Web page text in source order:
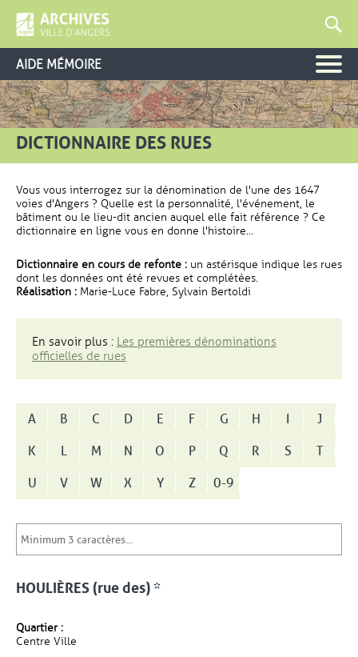
AIDE MÉMOIRE
DICTIONNAIRE DES RUES
Vous vous interrogez sur la dénomination de l'une des 1647
voies d'Angers ? Quelle est la personnalité, l'événement, le
bâtiment ou le lieu-dit ancien auquel elle fait référence ? Ce
dictionnaire en ligne vous en donne l'histoire...
Dictionnaire en cours de refonte : un astérisque indique les rues
dont les données ont été revues et complétées.
Réalisation : Marie-Luce Fabre, Sylvain Bertoldi
En savoir plus : Les premières dénominations
officielles de rues
A B C D E F G H I
J
K
L M N O P Q R S
T
U
V W X Y Z 0-9
HOULIÈRES (rue des) *
Quartier :
Centre Ville